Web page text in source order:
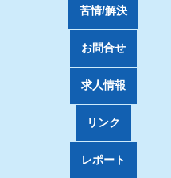
苦情/解決
お問合せ
求人情報
リンク
レポート